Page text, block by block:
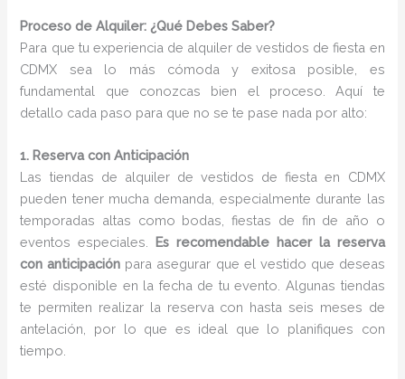
Proceso de Alquiler: ¿Qué Debes Saber?
Para que tu experiencia de alquiler de vestidos de fiesta en
CDMX sea lo más cómoda y exitosa posible, es
fundamental que conozcas bien el proceso. Aquí te
detallo cada paso para que no se te pase nada por alto:
1. Reserva con Anticipación
Las tiendas de alquiler de vestidos de fiesta en CDMX
pueden tener mucha demanda, especialmente durante las
temporadas altas como bodas, fiestas de fin de año o
eventos especiales. Es recomendable hacer la reserva
con anticipación para asegurar que el vestido que deseas
esté disponible en la fecha de tu evento. Algunas tiendas
te permiten realizar la reserva con hasta seis meses de
antelación, por lo que es ideal que lo planifiques con
tiempo.